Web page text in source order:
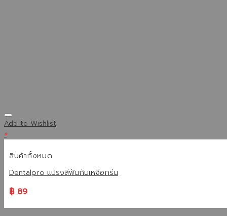
Add to Wishlist
+
สินค้าทั้งหมด
Dentalpro แปรงสีฟันกันเหงือกร่น
฿89